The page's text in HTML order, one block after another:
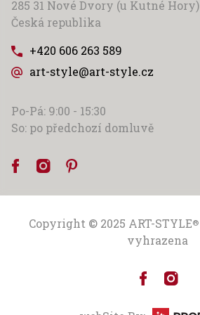
285 31 Nové Dvory (u Kutné Hory)
Česká republika
+420 606 263 589
art-style@art-style.cz
Po-Pá: 9:00 - 15:30
So: po předchozí domluvě
Copyright © 2025 ART-STYLE®
vyhrazena